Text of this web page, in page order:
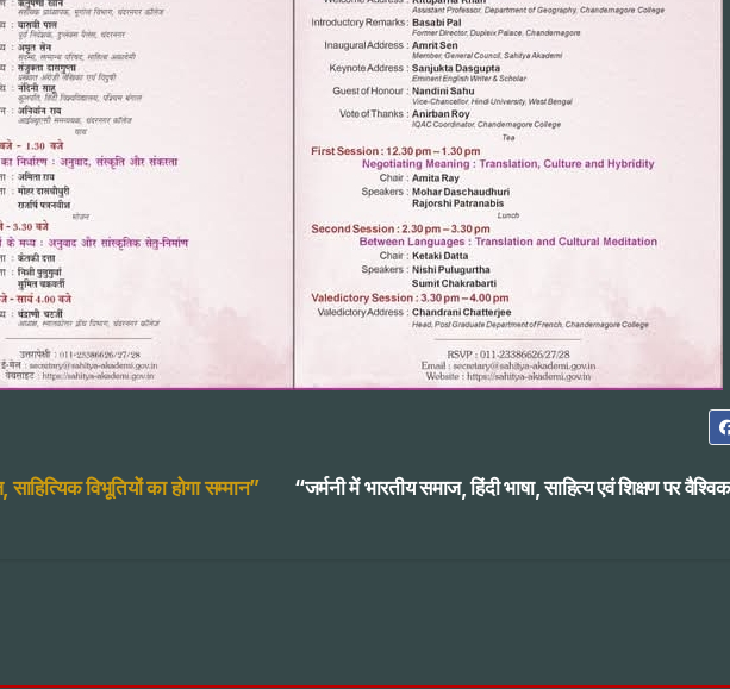
“जर्मनी में भारतीय समाज, हिंदी भाषा, साहित्य एवं शिक्षण पर
विभूतियों का होगा सम्मान”